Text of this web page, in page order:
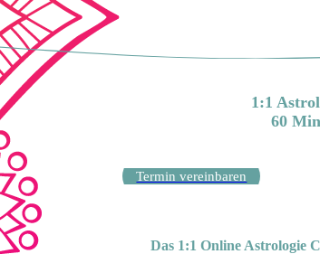
1:1
60
Termin vereinbaren
Das 1:1 Online Astrologie